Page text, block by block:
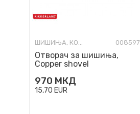
ШИШИЊА, КОЛБИ И ОТВАРАЧИ 008597
Отворач за шишиња,
Copper shovel
970 МКД
15,70 EUR